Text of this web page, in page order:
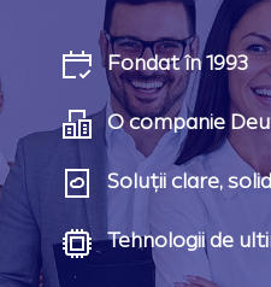
Fondat în 1993
O companie
Soluții clare,
Tehnologii de